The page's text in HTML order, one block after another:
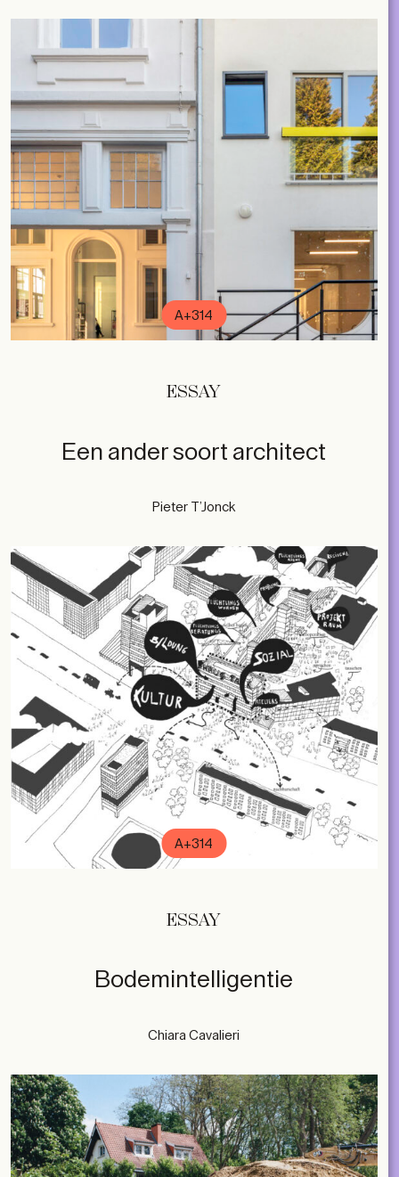
A+314
ESSAY
Een ander soort architect
Pieter T’Jonck
A+314
ESSAY
Bodemintelligentie
Chiara Cavalieri